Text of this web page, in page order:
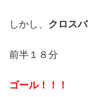
しかし、 クロス
前半１８分
ゴール！！！